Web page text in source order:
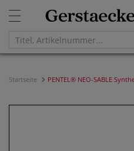
Startseite PENTEL® NEO-SABLE